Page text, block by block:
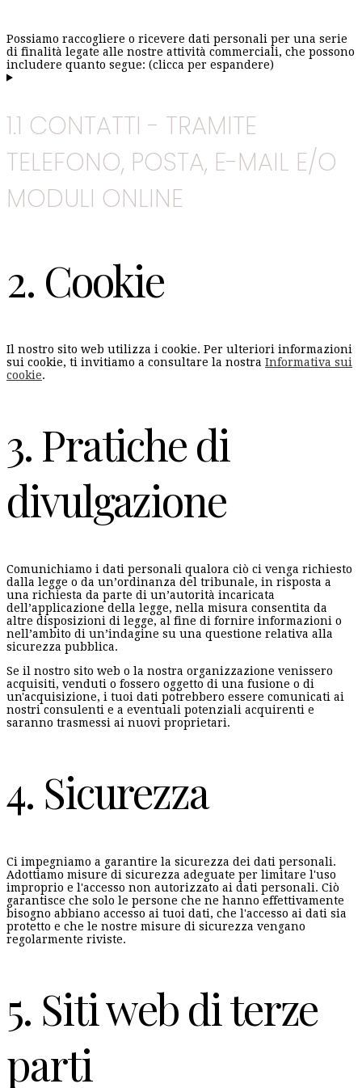
Possiamo raccogliere o ricevere dati personali per una serie
di finalità legate alle nostre attività commerciali, che possono
includere quanto segue: (clicca per espandere)
1.1 CONTATTI - TRAMITE
TELEFONO, POSTA, E-MAIL E/O
MODULI ONLINE
2. Cookie
Il nostro sito web utilizza i cookie. Per ulteriori informazioni
sui cookie, ti invitiamo a consultare la nostra Informativa sui
cookie.
3. Pratiche di
divulgazione
Comunichiamo i dati personali qualora ciò ci venga richiesto
dalla legge o da un’ordinanza del tribunale, in risposta a
una richiesta da parte di un’autorità incaricata
dell’applicazione della legge, nella misura consentita da
altre disposizioni di legge, al fine di fornire informazioni o
nell’ambito di un’indagine su una questione relativa alla
sicurezza pubblica.
Se il nostro sito web o la nostra organizzazione venissero
acquisiti, venduti o fossero oggetto di una fusione o di
un'acquisizione, i tuoi dati potrebbero essere comunicati ai
nostri consulenti e a eventuali potenziali acquirenti e
saranno trasmessi ai nuovi proprietari.
4. Sicurezza
Ci impegniamo a garantire la sicurezza dei dati personali.
Adottiamo misure di sicurezza adeguate per limitare l'uso
improprio e l'accesso non autorizzato ai dati personali. Ciò
garantisce che solo le persone che ne hanno effettivamente
bisogno abbiano accesso ai tuoi dati, che l'accesso ai dati sia
protetto e che le nostre misure di sicurezza vengano
regolarmente riviste.
5. Siti web di terze
parti